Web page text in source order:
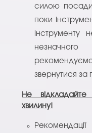
силою
поки
інструменту
звернутися за
Не
хвилину!